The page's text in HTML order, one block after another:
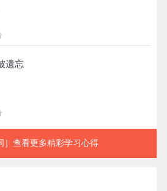
遗忘
］查看更多精彩学习心得